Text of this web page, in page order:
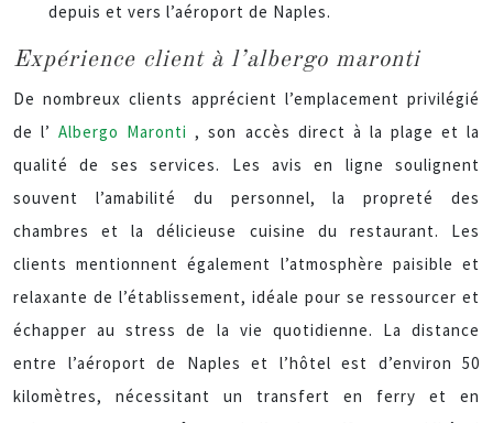
depuis et vers l’aéroport de Naples.
Expérience client à l’albergo maronti
De nombreux clients apprécient l’emplacement privilégié
de l’Albergo Maronti, son accès direct à la plage et la
qualité de ses services. Les avis en ligne soulignent
souvent l’amabilité du personnel, la propreté des
chambres et la délicieuse cuisine du restaurant. Les
clients mentionnent également l’atmosphère paisible et
relaxante de l’établissement, idéale pour se ressourcer et
échapper au stress de la vie quotidienne. La distance
entre l’aéroport de Naples et l’hôtel est d’environ 50
kilomètres, nécessitant un transfert en ferry et en